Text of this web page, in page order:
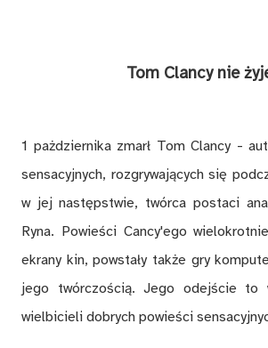
Tom Clancy nie
1 pażdziernika zmarł Tom Clancy -
sensacyjnych, rozgrywających się
w jej następstwie, twórca postaci
Ryna. Powieści Cancy'ego
ekrany kin, powstały także gry
jego twórczością. Jego odejście to
wielbicieli dobrych powieści